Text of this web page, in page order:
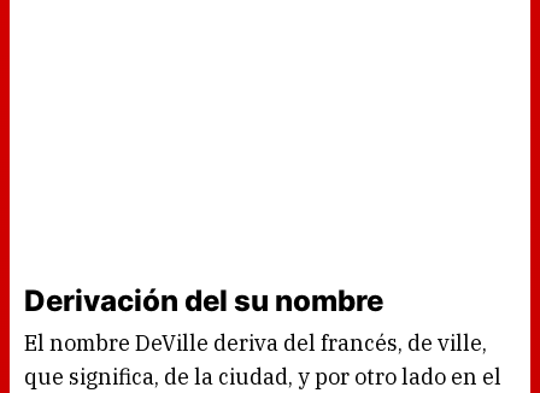
Derivación del su nombre
El nombre DeVille deriva del francés, de ville,
que significa, de la ciudad, y por otro lado en el